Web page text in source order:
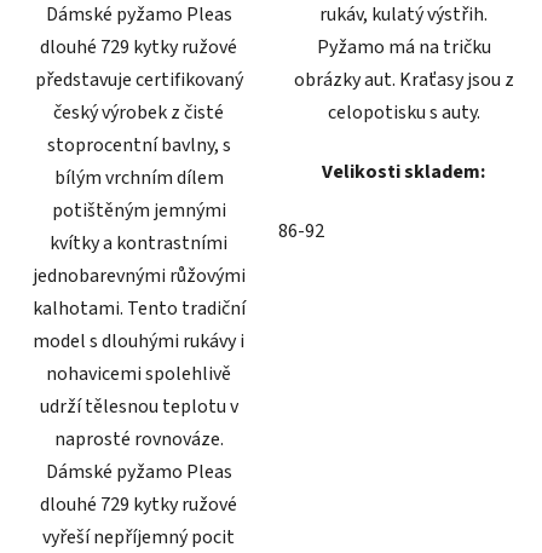
Dámské pyžamo Pleas
dlouhé 729 kytky ružové
představuje certifikovaný
český výrobek z čisté
stoprocentní bavlny, s
bílým vrchním dílem
potištěným jemnými
kvítky a kontrastními
jednobarevnými růžovými
kalhotami. Tento tradiční
model s dlouhými rukávy i
nohavicemi spolehlivě
udrží tělesnou teplotu v
naprosté rovnováze.
Dámské pyžamo Pleas
dlouhé 729 kytky ružové
vyřeší nepříjemný pocit
rukáv, kulatý výstřih.
Pyžamo má na tričku
obrázky aut. Kraťasy jsou z
celopotisku s auty.
Velikosti skladem:
86-92